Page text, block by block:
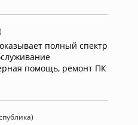
полный спектр
помощь, ремонт ПК